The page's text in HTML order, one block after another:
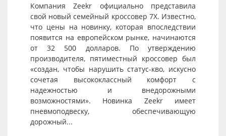
Компания Zeekr официально представила
свой новый семейный кроссовер 7X. Известно,
что цены на новинку, которая впоследствии
появится на европейском рынке, начинаются
от 32 500 долларов. По утверждению
производителя, пятиместный кроссовер был
«создан, чтобы нарушить статус-кво, искусно
сочетая высококлассный комфорт с
надежностью и внедорожными
возможностями». Новинка Zeekr имеет
пневмоподвеску, обеспечивающую
дорожный...